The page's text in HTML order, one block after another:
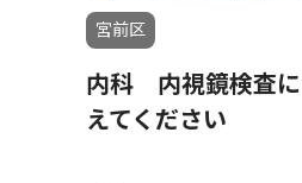
宮前区
内科 内視鏡検査に
えてください